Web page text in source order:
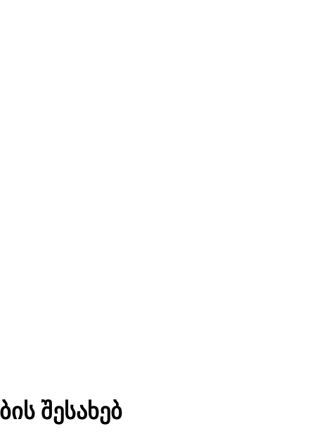
შესახებ